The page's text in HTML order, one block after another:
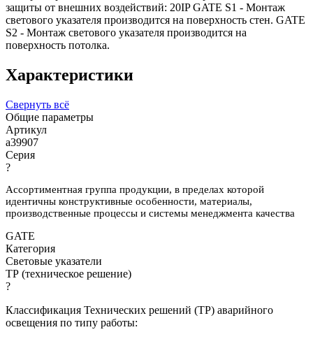
защиты от внешних воздействий: 20IP GATE S1 - Монтаж
светового указателя производится на поверхность стен. GATE
S2 - Монтаж светового указателя производится на
поверхность потолка.
Характеристики
Свернуть всё
Общие параметры
Артикул
a39907
Серия
?
Ассортиментная группа продукции, в пределах которой
идентичны конструктивные особенности, материалы,
производственные процессы и системы менеджмента качества
GATE
Категория
Световые указатели
ТР (техническое решение)
?
Классификация Технических решений (ТР) аварийного
освещения по типу работы: